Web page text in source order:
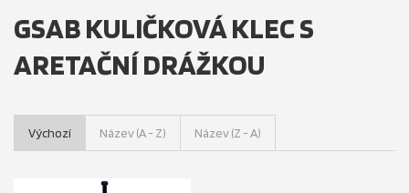
GSAB KULIČKOVÁ KLEC S
ARETAČNÍ DRÁŽKOU
Výchozí Název (A - Z) Název (Z - A)